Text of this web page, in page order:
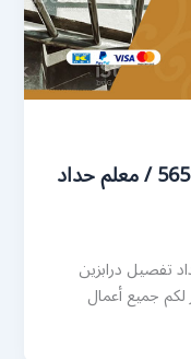
رقم حداد درابزين حولي / 56585569 / معلم حداد
تفصيل درابزين
جميع أعمال